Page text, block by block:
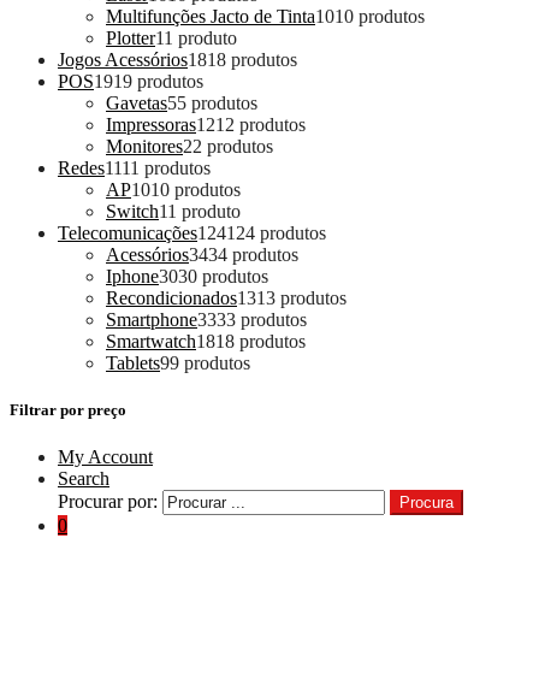
Multifunções Jacto de Tinta1010 produtos
Plotter11 produto
Jogos Acessórios1818 produtos
POS1919 produtos
Gavetas55 produtos
Impressoras1212 produtos
Monitores22 produtos
Redes1111 produtos
AP1010 produtos
Switch11 produto
Telecomunicações124124 produtos
Acessórios3434 produtos
Iphone3030 produtos
Recondicionados1313 produtos
Smartphone3333 produtos
Smartwatch1818 produtos
Tablets99 produtos
Filtrar por preço
My Account
Search
Procurar por:
Procura
0